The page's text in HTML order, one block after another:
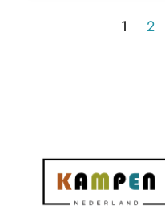
1 2